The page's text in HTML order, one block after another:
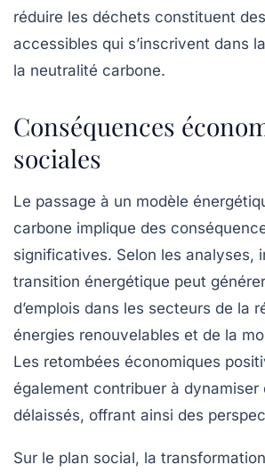
réduire les déchets constituent
accessibles qui s’inscrivent dans
la neutralité carbone.
Conséquences
sociales
Le passage à un modèle
carbone implique des
significatives. Selon les analyses,
transition énergétique peut
d’emplois dans les secteurs de la
énergies renouvelables et de la
Les retombées économiques
également contribuer à dynamiser
délaissés, offrant ainsi des
Sur le plan social, la